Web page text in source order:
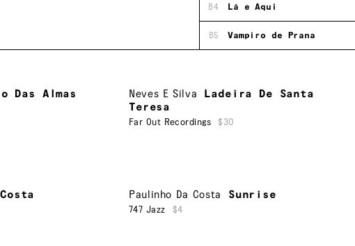
B4 Lá e Aqui
B5 Vampiro de Prana
Das Almas Neves E Silva
Ladeira De Santa
Teresa
Far Out Recordings $30
Paulinho Da Costa Sunrise
747 Jazz $4